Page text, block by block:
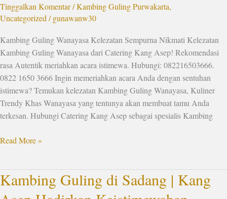
Tinggalkan Komentar/Kambing Guling Purwakarta,
Uncategorized /gunawanw30
Kambing Guling Wanayasa Kelezatan Sempurna Nikmati Kelezatan
Kambing Guling Wanayasa dari Catering Kang Asep! Rekomendasi
rasa Autentik meriahkan acara istimewa. Hubungi: 082216503666.
0822 1650 3666 Ingin memeriahkan acara Anda dengan sentuhan
istimewa? Temukan kelezatan Kambing Guling Wanayasa, Kuliner
Trendy Khas Wanayasa yang tentunya akan membuat tamu Anda
terkesan. Hubungi Catering Kang Asep sebagai spesialis Kambing
Read More »
Kambing Guling di Sadang | Kang
Kambing
Guling